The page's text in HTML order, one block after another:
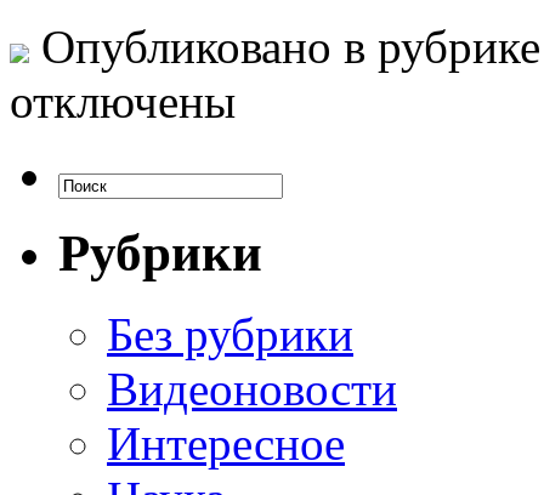
Опубликовано в
отключены
Рубрики
Без рубрики
Видеоновости
Интересное